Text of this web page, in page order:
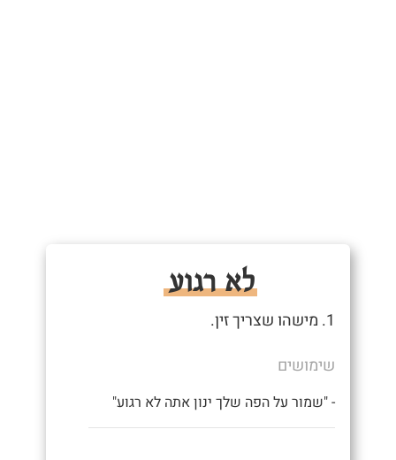
לא רגוע
1. מישהו שצריך זין.
שימושים
- "שמור על הפה שלך ינון אתה לא רגוע"